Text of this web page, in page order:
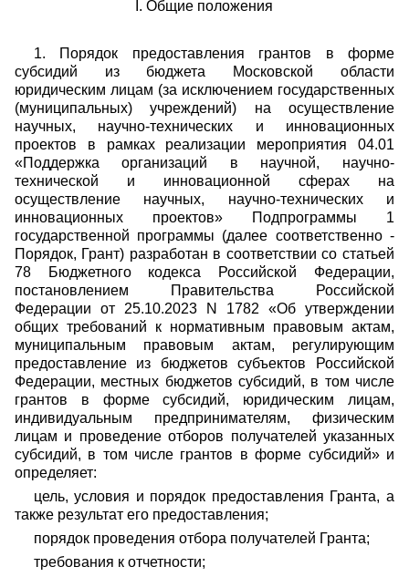
I. Общие положения
1. Порядок предоставления грантов в форме
субсидий из бюджета Московской области
юридическим лицам (за исключением государственных
(муниципальных) учреждений) на осуществление
научных, научно-технических и инновационных
проектов в рамках реализации мероприятия 04.01
«Поддержка организаций в научной, научно-
технической и инновационной сферах на
осуществление научных, научно-технических и
инновационных проектов» Подпрограммы 1
государственной программы (далее соответственно -
Порядок, Грант) разработан в соответствии со статьей
78 Бюджетного кодекса Российской Федерации,
постановлением Правительства Российской
Федерации от 25.10.2023 N 1782 «Об утверждении
общих требований к нормативным правовым актам,
муниципальным правовым актам, регулирующим
предоставление из бюджетов субъектов Российской
Федерации, местных бюджетов субсидий, в том числе
грантов в форме субсидий, юридическим лицам,
индивидуальным предпринимателям, физическим
лицам и проведение отборов получателей указанных
субсидий, в том числе грантов в форме субсидий» и
определяет:
цель, условия и порядок предоставления Гранта, а
также результат его предоставления;
порядок проведения отбора получателей Гранта;
требования к отчетности;